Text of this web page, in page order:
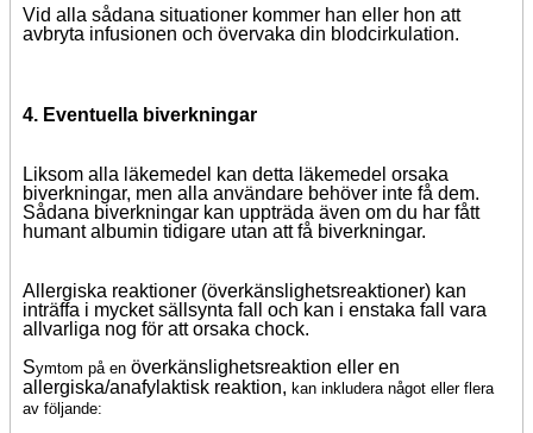
Vid alla sådana situationer kommer han eller hon att
avbryta infusionen och övervaka din blodcirkulation.
4. Eventuella biverkningar
Liksom alla läkemedel kan detta läkemedel orsaka
biverkningar, men alla användare behöver inte få dem.
Sådana biverkningar kan uppträda även om du har fått
humant albumin tidigare utan att få biverkningar.
Allergiska reaktioner (överkänslighetsreaktioner) kan
inträffa i mycket sällsynta fall och kan i enstaka fall vara
allvarliga nog för att orsaka chock.
Symtom på en överkänslighetsreaktion eller en
allergiska/anafylaktisk reaktion, kan inkludera något eller flera
av följande: